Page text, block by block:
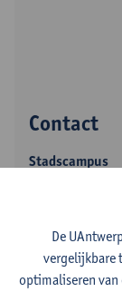
Contact
Stadscampus
Grote
2000
De
vergelijkbare
optimaliseren van